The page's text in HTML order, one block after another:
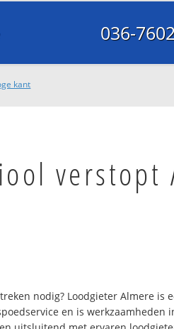
036-
kant
verstopt
nodig? Loodgieter Almere is
en is werkzaamheden